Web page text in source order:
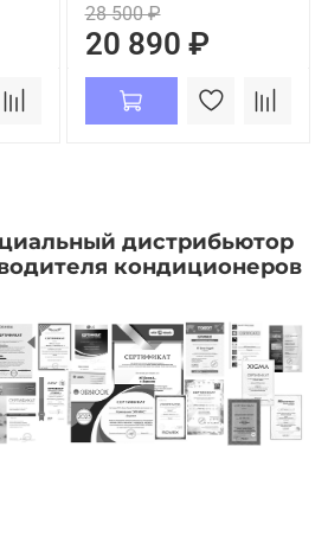
28 500 ₽
20 890 ₽
дистрибьютор
кондиционеров